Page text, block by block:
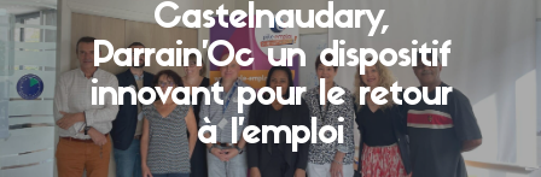
Castelnaudary,
Parrain’Oc un dispositif
innovant pour le retour
à l’emploi